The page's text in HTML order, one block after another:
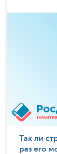
Так ли
раз его